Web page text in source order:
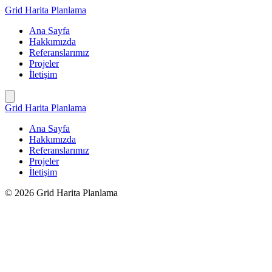
İçeriğe
Grid Harita Planlama
Ana Sayfa
Hakkımızda
Referanslarımız
Projeler
İletişim
Grid Harita Planlama
Ana Sayfa
Hakkımızda
Referanslarımız
Projeler
İletişim
© 2026 Grid Harita Planlama